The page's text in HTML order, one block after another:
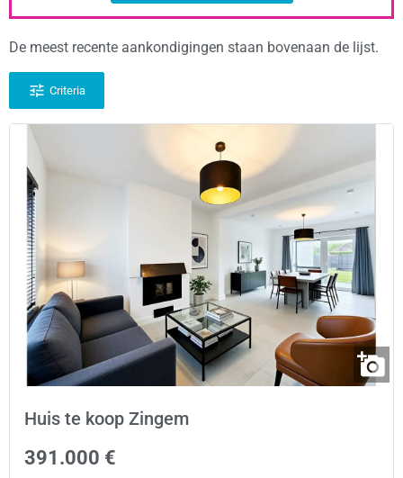
De meest recente aankondigingen staan bovenaan de lijst.
Criteria
Huis te koop Zingem
391.000 €